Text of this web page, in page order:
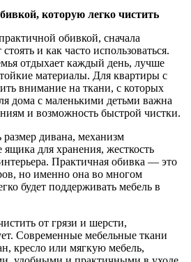
которую легко чистить
обивкой, сначала
и как часто использоваться.
отдыхает каждый день, лучше
материалы. Для квартиры с
внимание на ткани, с которых
дома с маленькими детьми важна
и возможность быстрой чистки.
дивана, механизм
для хранения, жесткость
Практичная обивка — это
но именно она во многом
будет поддерживать мебель в
от грязи и шерсти,
Современные мебельные ткани
кресло или мягкую мебель,